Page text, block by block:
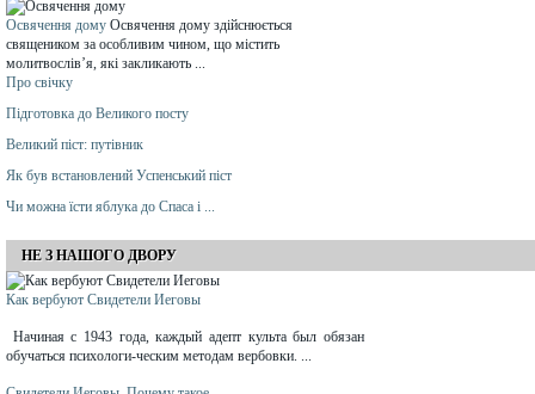
Освячення дому Освячення дому здійснюється
священиком за особливим чином, що містить
молитвослів’я, які закликають ...
Про свічку
Підготовка до Великого посту
Великий піст: путівник
Як був встановлений Успенський піст
Чи можна їсти яблука до Спаса і ...
НЕ З НАШОГО ДВОРУ
Как вербуют Свидетели Иеговы
Начиная с 1943 года, каждый адепт культа был обязан
обучаться психологи-ческим методам вербовки. ...